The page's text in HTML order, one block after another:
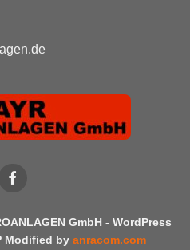
GmbH - WordPress
Modified by anracom.com